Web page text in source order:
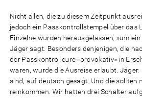
Nicht allen, die zu diesem Zeitpunkt
jedoch ein Passkontrollstempel über das
Einzelne wurden herausgelassen, »um
Jäger sagt. Besonders denjenigen, die
der Passkontrolleure »provokativ« in
waren, wurde die Ausreise erlaubt. Jäger:
sind, auf deutsch gesagt. Und die sollten
reinkommen. Wir hatten drei Schalter